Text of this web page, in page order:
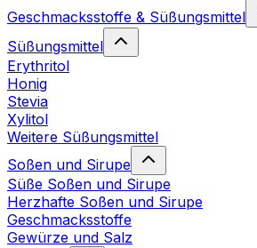
Geschmacksstoffe & Süßungsmittel
Süßungsmittel
Erythritol
Honig
Stevia
Xylitol
Weitere Süßungsmittel
Soßen und Sirupe
Süße Soßen und Sirupe
Herzhafte Soßen und Sirupe
Geschmacksstoffe
Gewürze und Salz